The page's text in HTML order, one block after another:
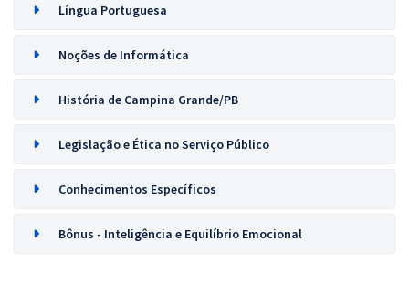
Língua Portuguesa
Noções de Informática
História de Campina Grande/PB
Legislação e Ética no Serviço Público
Conhecimentos Específicos
Bônus - Inteligência e Equilíbrio Emocional